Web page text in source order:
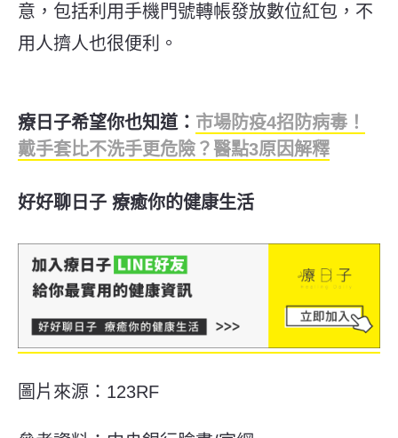
意，包括利用手機門號轉帳發放數位紅包，不
用人擠人也很便利。
療日子希望你也知道： 市場防疫4招防病毒！
戴手套比不洗手更危險？醫點3原因解釋
好好聊日子 療癒你的健康生活
圖片來源：123RF